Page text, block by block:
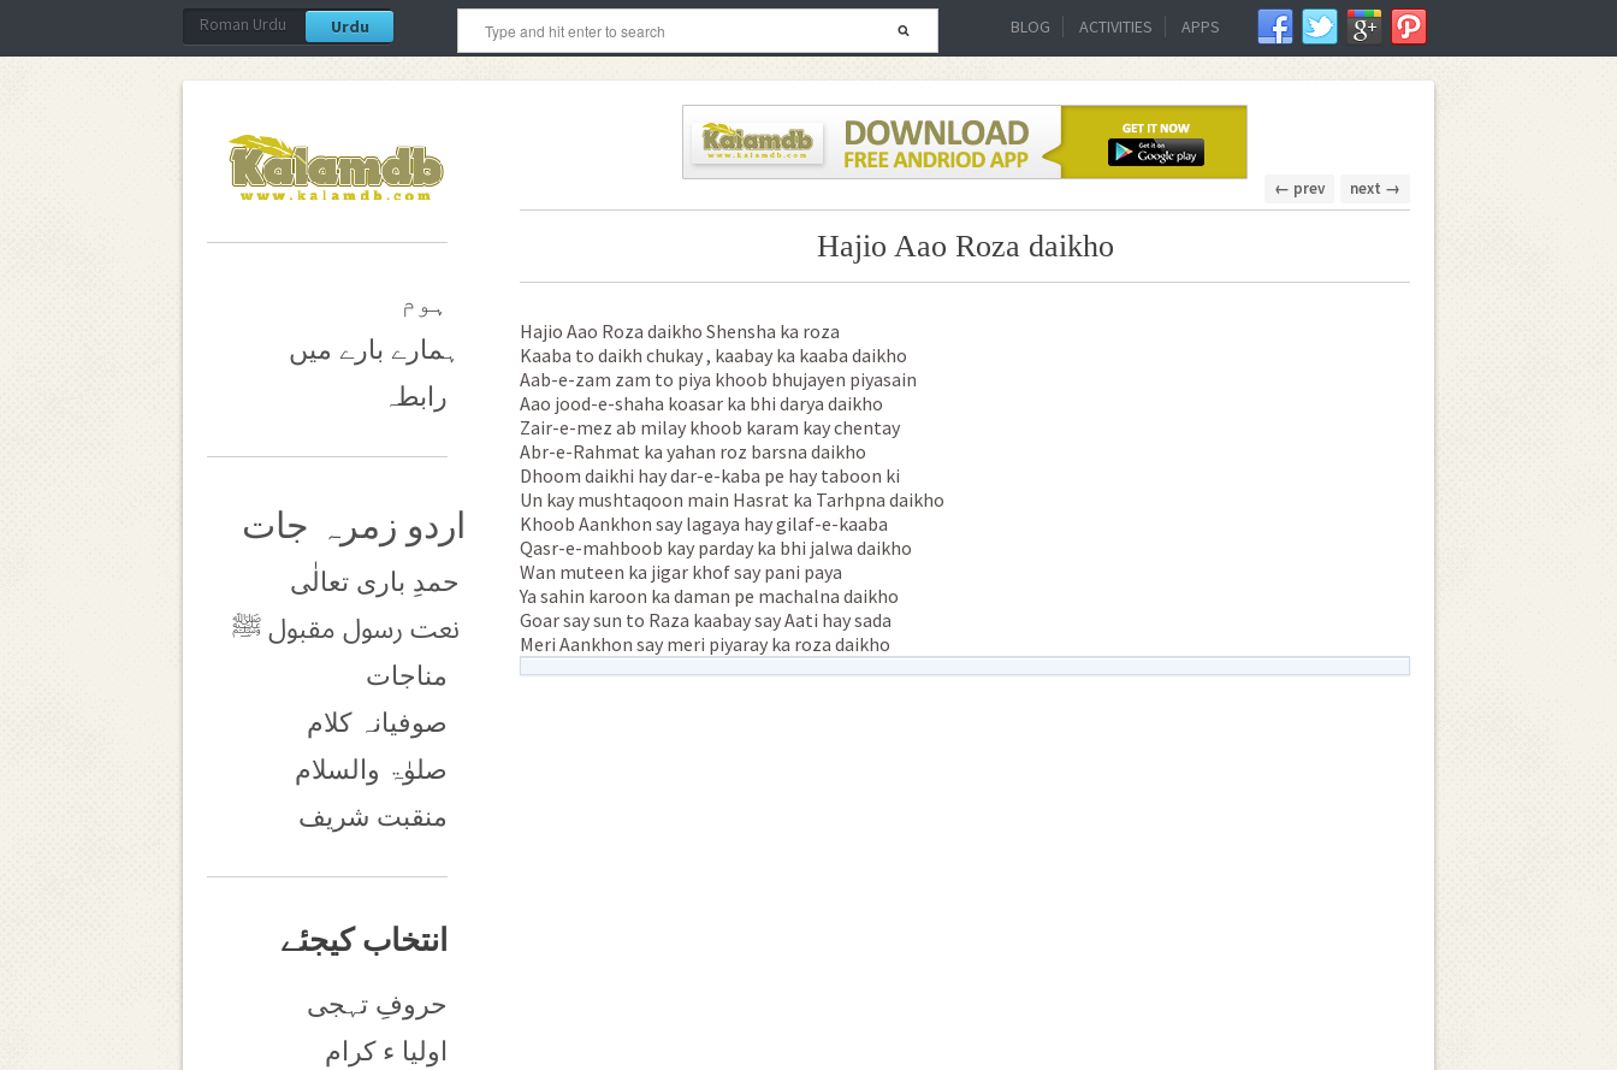
Roman Urdu Urdu BLOG ACTIVITIES APPS
ہوم
ہمارے بارے میں
رابطہ
اردو زمرہ جات
حمدِ باری تعالٰی
نعت رسول مقبول ﷺ
مناجات
صوفیانہ کلام
صلوٰۃ والسلام
منقبت شریف
انتخاب کیجئے
حروفِ تہجی
اولیا ء کرام
← prev next →
Hajio Aao Roza daikho
Hajio Aao Roza daikho Shensha ka roza
Kaaba to daikh chukay , kaabay ka kaaba daikho
Aab-e-zam zam to piya khoob bhujayen piyasain
Aao jood-e-shaha koasar ka bhi darya daikho
Zair-e-mez ab milay khoob karam kay chentay
Abr-e-Rahmat ka yahan roz barsna daikho
Dhoom daikhi hay dar-e-kaba pe hay taboon ki
Un kay mushtaqoon main Hasrat ka Tarhpna daikho
Khoob Aankhon say lagaya hay gilaf-e-kaaba
Qasr-e-mahboob kay parday ka bhi jalwa daikho
Wan muteen ka jigar khof say pani paya
Ya sahin karoon ka daman pe machalna daikho
Goar say sun to Raza kaabay say Aati hay sada
Meri Aankhon say meri piyaray ka roza daikho